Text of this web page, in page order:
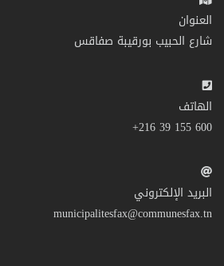
العنوان
شارع الحبيب بورقيبة صفاقس
الهاتف
600 155 39 216+
البريد الإلكتروني
municipalitesfax@communesfax.tn